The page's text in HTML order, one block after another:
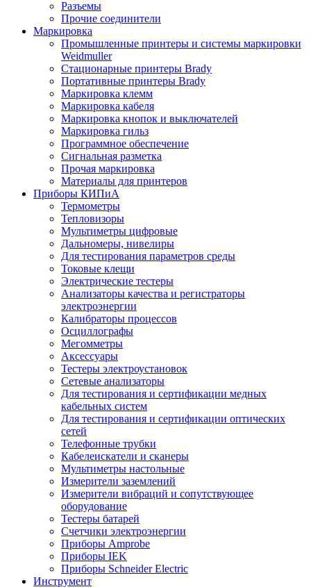
Разъемы
Прочие соединители
Маркировка
Промышленные принтеры и системы маркировки
Weidmuller
Стационарные принтеры Brady
Портативные принтеры Brady
Маркировка клемм
Маркировка кабеля
Маркировка кнопок и выключателей
Маркировка гильз
Программное обеспечение
Сигнальная разметка
Прочая маркировка
Материалы для принтеров
Приборы КИПиА
Термометры
Тепловизоры
Мультиметры цифровые
Дальномеры, нивелиры
Для тестирования параметров среды
Токовые клещи
Электрические тестеры
Анализаторы качества и регистраторы
электроэнергии
Калибраторы процессов
Осциллографы
Мегомметры
Аксессуары
Тестеры электроустановок
Сетевые анализаторы
Для тестирования и сертификации медных
кабельных систем
Для тестирования и сертификации оптических
сетей
Телефонные трубки
Кабелеискатели и сканеры
Мультиметры настольные
Измерители заземлений
Измерители вибраций и сопутствующее
оборудование
Тестеры батарей
Счетчики электроэнергии
Приборы Amprobe
Приборы IEK
Приборы Schneider Electric
Инструмент